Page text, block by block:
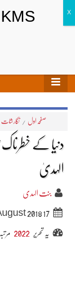
صفحہ اول / نگارشات
دنیا کے
الہدیٰ
بنت الہدی
17 August 2018ء
یہ تحریر 2022